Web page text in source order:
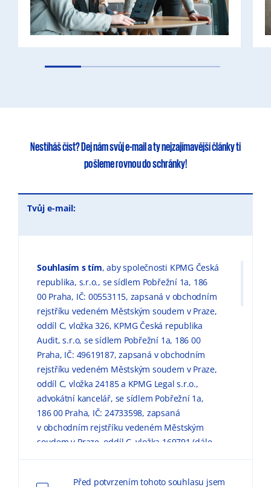
Nestíháš číst?Dej nám svůj e-maila tynejzajímavější článkyti
pošleme rovnou do schránky!
Tvůj e-mail:
Souhlasím s tím, aby společnosti KPMG Česká
republika, s.r.o., se sídlem Pobřežní 1a, 186
00 Praha, IČ: 00553115, zapsaná v obchodním
rejstříku vedeném Městským soudem v Praze,
oddíl C, vložka 326, KPMG Česká republika
Audit, s.r.o, se sídlem Pobřežní 1a, 186 00
Praha, IČ: 49619187, zapsaná v obchodním
rejstříku vedeném Městským soudem v Praze,
oddíl C, vložka 24185 a KPMG Legal s.r.o.,
advokátní kancelář, se sídlem Pobřežní 1a,
186 00 Praha, IČ: 24733598, zapsaná
v obchodním rejstříku vedeném Městským
soudem v Praze, oddíl C, vložka 169791 (dále
Před potvrzením tohoto souhlasu jsem